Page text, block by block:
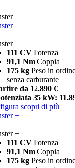
111 CV Potenza
91,1 Nm Coppia
175 kg Peso in
senza carburante
da 12.890 €
35 kW:
scopri di più
+
+
111 CV Potenza
91,1 Nm Coppia
175 kg Peso in